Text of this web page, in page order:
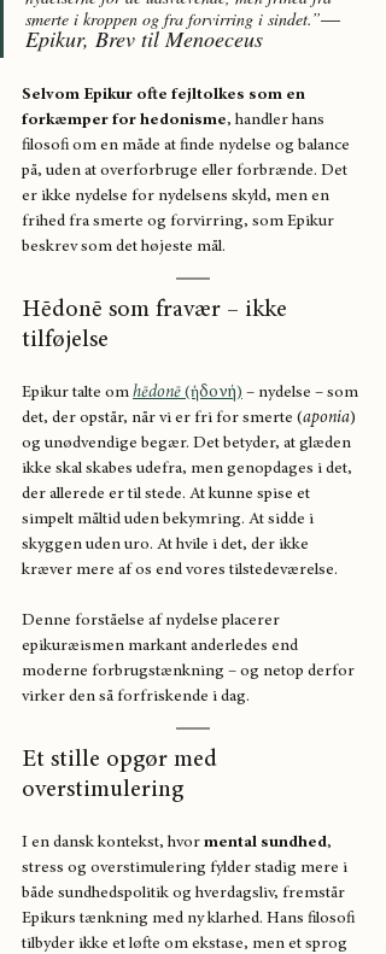
smerte i kroppen og fra forvirring i sindet.”—
Epikur, Brev til Menoeceus
Selvom Epikur ofte fejltolkes som en
forkæmper for hedonisme, handler hans
filosofi om en måde at finde nydelse og balance
på, uden at overforbruge eller forbrænde. Det
er ikke nydelse for nydelsens skyld, men en
frihed fra smerte og forvirring, som Epikur
beskrev som det højeste mål.
Hēdonē som fravær – ikke
tilføjelse
Epikur talte om hēdonē (ἡδονή) – nydelse – som
det, der opstår, når vi er fri for smerte (aponia)
og unødvendige begær. Det betyder, at glæden
ikke skal skabes udefra, men genopdages i det,
der allerede er til stede. At kunne spise et
simpelt måltid uden bekymring. At sidde i
skyggen uden uro. At hvile i det, der ikke
kræver mere af os end vores tilstedeværelse.
Denne forståelse af nydelse placerer
epikuræismen markant anderledes end
moderne forbrugstænkning – og netop derfor
virker den så forfriskende i dag.
Et stille opgør med
overstimulering
I en dansk kontekst, hvor mental sundhed,
stress og overstimulering fylder stadig mere i
både sundhedspolitik og hverdagsliv, fremstår
Epikurs tænkning med ny klarhed. Hans filosofi
tilbyder ikke et løfte om ekstase, men et sprog